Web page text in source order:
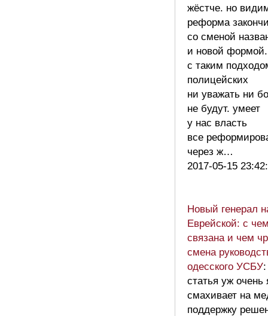
жёстче. но
реформа
со сменой
и новой формой.
с таким
полицейских
ни уважать ни
не будут. умеет
у нас власть
все
через ж…
2017-05-15
Новый генерал
Еврейской: с
связана и чем
смена
одесского УСБУ:
статья уж очень
смахивает на
поддержку